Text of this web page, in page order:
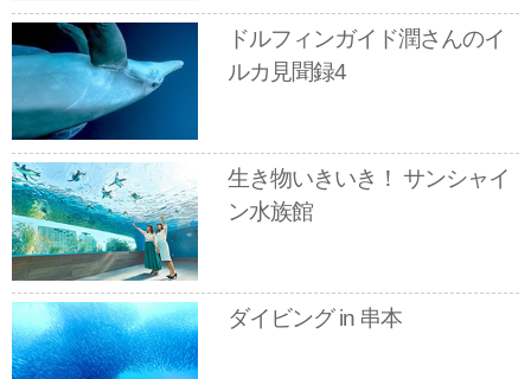
ドルフィンガイド潤さんのイ
ルカ見聞録4
生き物いきいき！ サンシャイ
ン水族館
ダイビング in 串本